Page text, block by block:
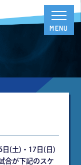
(土)・17日(日)
合が下記のスケ